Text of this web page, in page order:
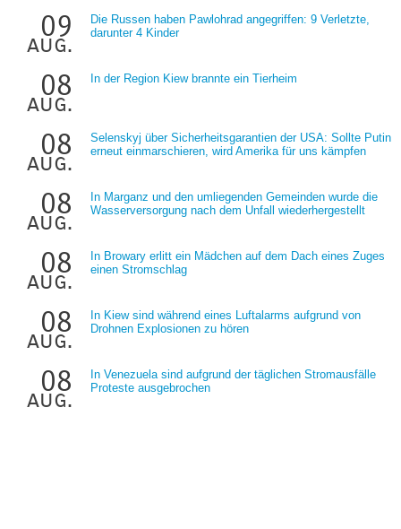
09
aug.
Die Russen haben Pawlohrad angegriffen: 9 Verletzte,
darunter 4 Kinder
08
aug.
In der Region Kiew brannte ein Tierheim
08
aug.
Selenskyj über Sicherheitsgarantien der USA: Sollte Putin
erneut einmarschieren, wird Amerika für uns kämpfen
08
aug.
In Marganz und den umliegenden Gemeinden wurde die
Wasserversorgung nach dem Unfall wiederhergestellt
08
aug.
In Browary erlitt ein Mädchen auf dem Dach eines Zuges
einen Stromschlag
08
aug.
In Kiew sind während eines Luftalarms aufgrund von
Drohnen Explosionen zu hören
08
aug.
In Venezuela sind aufgrund der täglichen Stromausfälle
Proteste ausgebrochen